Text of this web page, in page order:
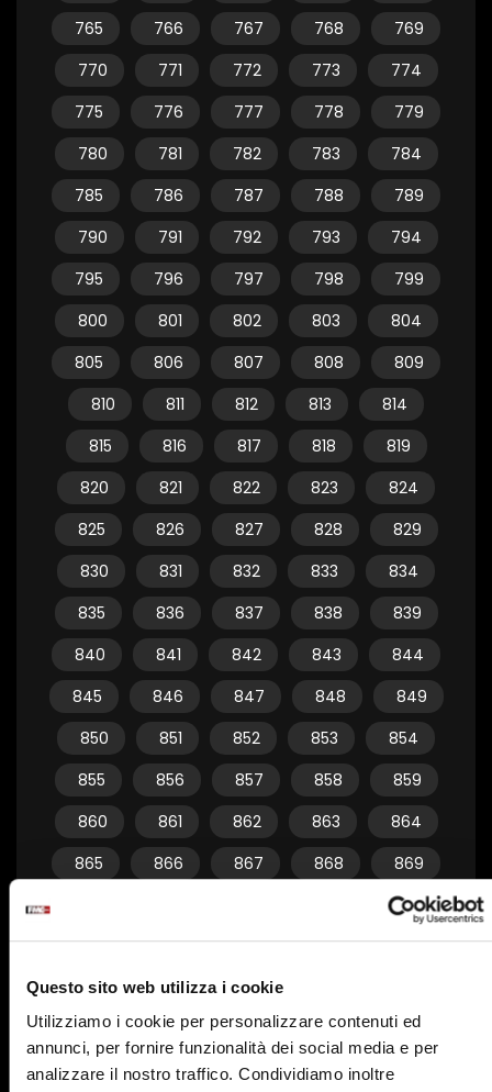
Questo sito web utilizza i cookie
Utilizziamo i cookie per personalizzare contenuti ed
annunci, per fornire funzionalità dei social media e per
analizzare il nostro traffico. Condividiamo inoltre
765
766 767 768
769
770
771 772 773
774
775
776 777 778
779
780
781 782 783
784
785
786 787 788
789
790
791 792 793
794
795
796 797 798
799
800
801 802 803
804
805
806 807 808
809
810
811 812 813
814
815
816 817 818
819
820
821 822 823
824
825
826 827 828
829
830
831 832 833
834
835
836 837 838
839
840
841 842 843
844
845
846 847 848
849
850
851 852 853
854
855
856 857 858
859
860
861 862 863
864
865
866 867 868
869
874
875
876 877 878
879
880
881 882
885
886 887 888
889
890
891 892 893 894